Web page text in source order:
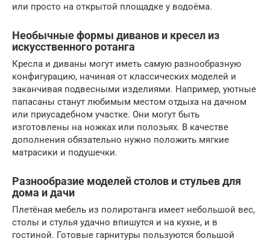
или просто на открытой площадке у водоёма.
Необычные формы диванов и кресел из
искусственного ротанга
Кресла и диваны могут иметь самую разнообразную
конфигурацию, начиная от классических моделей и
заканчивая подвесными изделиями. Например, уютные
папасаны станут любимым местом отдыха на дачном
или приусадебном участке. Они могут быть
изготовлены на ножках или полозьях. В качестве
дополнения обязательно нужно положить мягкие
матрасики и подушечки.
Разнообразие моделей столов и стульев для
дома и дачи
Плетёная мебель из полиротанга имеет небольшой вес,
столы и стулья удачно впишутся и на кухне, и в
гостиной. Готовые гарнитуры пользуются большой